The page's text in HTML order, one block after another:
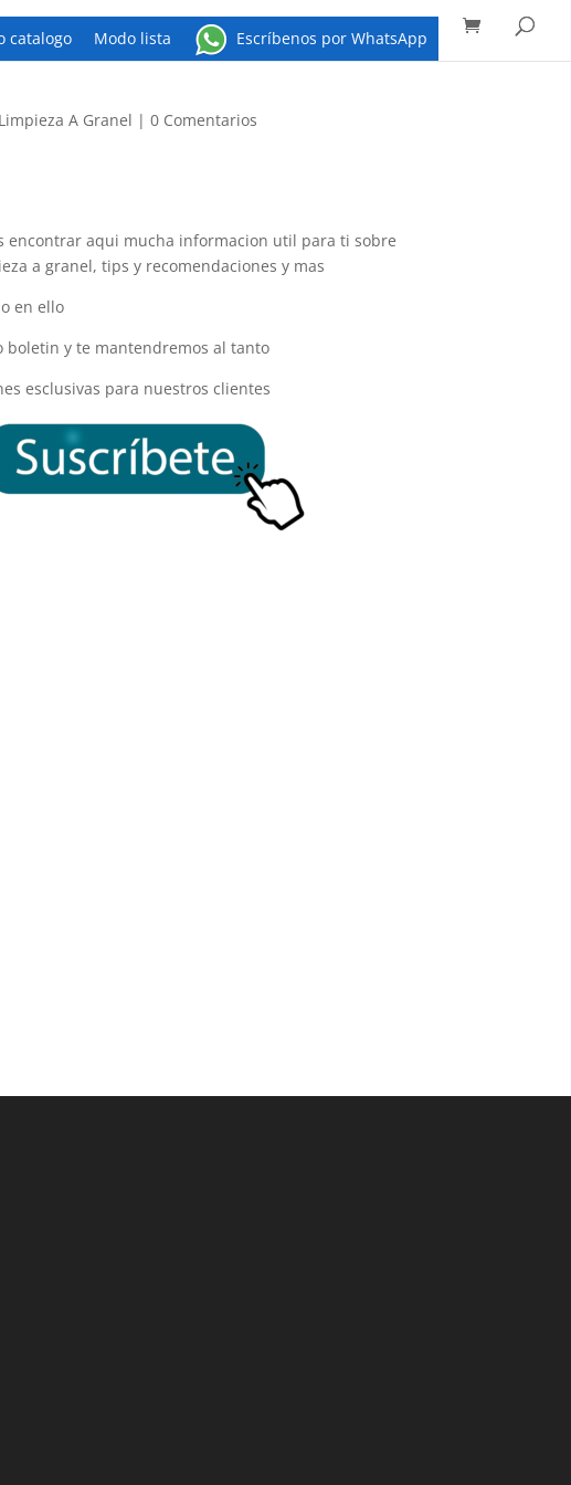
catalogo Modo lista Escríbenos por WhatsApp
de
productos
A Granel |0 Comentarios
encontrar aqui mucha informacion util para ti sobre
a granel, tips y recomendaciones y mas
en ello
boletin y te mantendremos al tanto
esclusivas para nuestros clientes